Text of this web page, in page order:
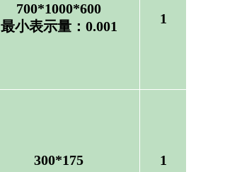
700*1000*600
最小表示量：0.001
1
300*175 1